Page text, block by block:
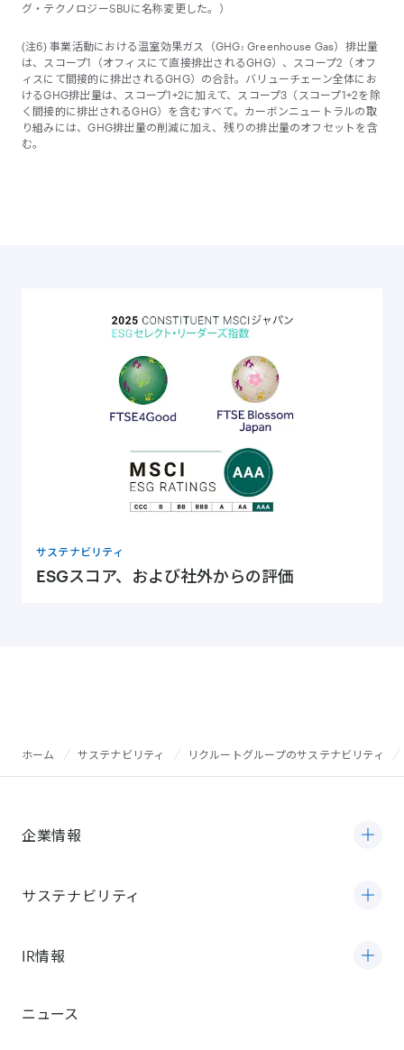
グ・テクノロジーSBUに名称変更した。）
(注6) 事業活動における温室効果ガス（GHG: Greenhouse Gas）排出量
は、スコープ1（オフィスにて直接排出されるGHG）、スコープ2（オフ
ィスにて間接的に排出されるGHG）の合計。バリューチェーン全体にお
けるGHG排出量は、スコープ1+2に加えて、スコープ3（スコープ1+2を除
く間接的に排出されるGHG）を含むすべて。カーボンニュートラルの取
り組みには、GHG排出量の削減に加え、残りの排出量のオフセットを含
む。
サステナビリティ
ESGスコア、および社外からの評価
ホーム サステナビリティ リクルートグループのサステナビリティ
企業情報
サステナビリティ
IR情報
ニュース